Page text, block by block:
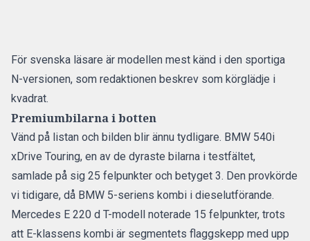
För svenska läsare är modellen mest känd i den sportiga
N-versionen, som redaktionen beskrev som körglädje i
kvadrat.
Premiumbilarna i botten
Vänd på listan och bilden blir ännu tydligare. BMW 540i
xDrive Touring, en av de dyraste bilarna i testfältet,
samlade på sig 25 felpunkter och betyget 3. Den provkörde
vi tidigare, då BMW 5-seriens kombi i dieselutförande.
Mercedes E 220 d T-modell noterade 15 felpunkter, trots
att E-klassens kombi är segmentets flaggskepp med upp